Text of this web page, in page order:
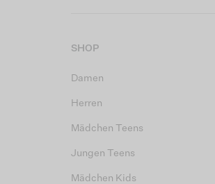
SHOP
Damen
Herren
Mädchen Teens
Jungen Teens
Mädchen Kids